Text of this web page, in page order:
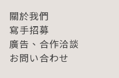
關於我們
寫手招募
廣告、合作洽談
お問い合わせ